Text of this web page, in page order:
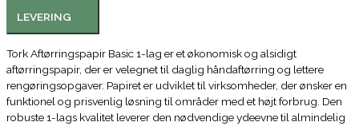
LEVERING
Tork Aftørringspapir Basic 1-lag er et økonomisk og alsidigt
aftørringspapir, der er velegnet til daglig håndaftørring og lettere
rengøringsopgaver. Papiret er udviklet til virksomheder, der ønsker en
funktionel og prisvenlig løsning til områder med et højt forbrug. Den
robuste 1-lags kvalitet leverer den nødvendige ydeevne til almindelig